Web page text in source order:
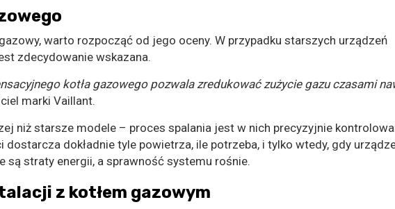
warto rozpocząć od jego oceny. W przypadku starszych urządzeń
zdecydowanie wskazana.
kotła gazowego pozwala zredukować zużycie gazu czasami
marki Vaillant.
niż starsze modele – proces spalania jest w nich precyzyjnie
dokładnie tyle powietrza, ile potrzeba, i tylko wtedy, gdy
są straty energii, a sprawność systemu rośnie.
z kotłem gazowym